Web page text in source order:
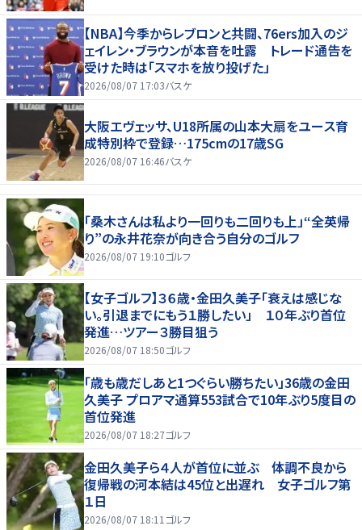
【NBA】今季からレブロンと共闘、76ers加入のジ
ェイレン・ブラウンが本音を吐露 トレード通告を
受けた時は「スマホを放り投げた」
2026/08/07 17:03バスケ
大阪エヴェッサ、U18所属の山本大扇をユース育
成特別枠で登録…175cmの17歳SG
2026/08/07 16:46バスケ
「桑木さんは私より一回りも二回りも上」“全英帰
り”の永井花奈が向き合う自分のゴルフ
2026/08/07 19:10ゴルフ
【女子ゴルフ】３６歳・金田久美子「衰えは感じな
い。引退までにもう１勝したい」 １０年ぶり首位
発進…ツアー３勝目狙う
2026/08/07 18:50ゴルフ
「歳も歳だしあと1つぐらい勝ちたい」36歳の金田
久美子 プロアマ通算553試合で10年ぶり5度目の
首位発進
2026/08/07 18:27ゴルフ
金田久美子ら４人が首位に並ぶ 体調不良から
復帰戦の河本結は45位と出遅れ 女子ゴルフ第
１日
2026/08/07 18:11 ゴルフ